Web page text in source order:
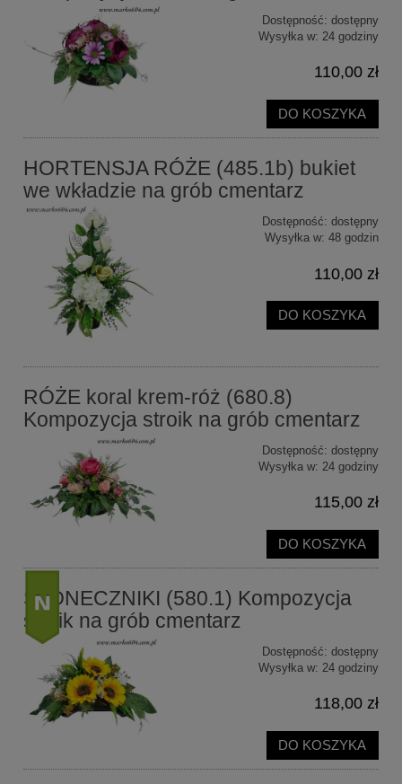
Dostępność: dostępny
Wysyłka w: 24 godziny
110,00 zł
DO KOSZYKA
HORTENSJA RÓŻE (485.1b) bukiet
we wkładzie na grób cmentarz
Dostępność: dostępny
Wysyłka w: 48 godzin
110,00 zł
DO KOSZYKA
RÓŻE koral krem-róż (680.8)
Kompozycja stroik na grób cmentarz
Dostępność: dostępny
Wysyłka w: 24 godziny
115,00 zł
DO KOSZYKA
SŁONECZNIKI (580.1) Kompozycja
stroik na grób cmentarz
Dostępność: dostępny
Wysyłka w: 24 godziny
118,00 zł
DO KOSZYKA
nowość